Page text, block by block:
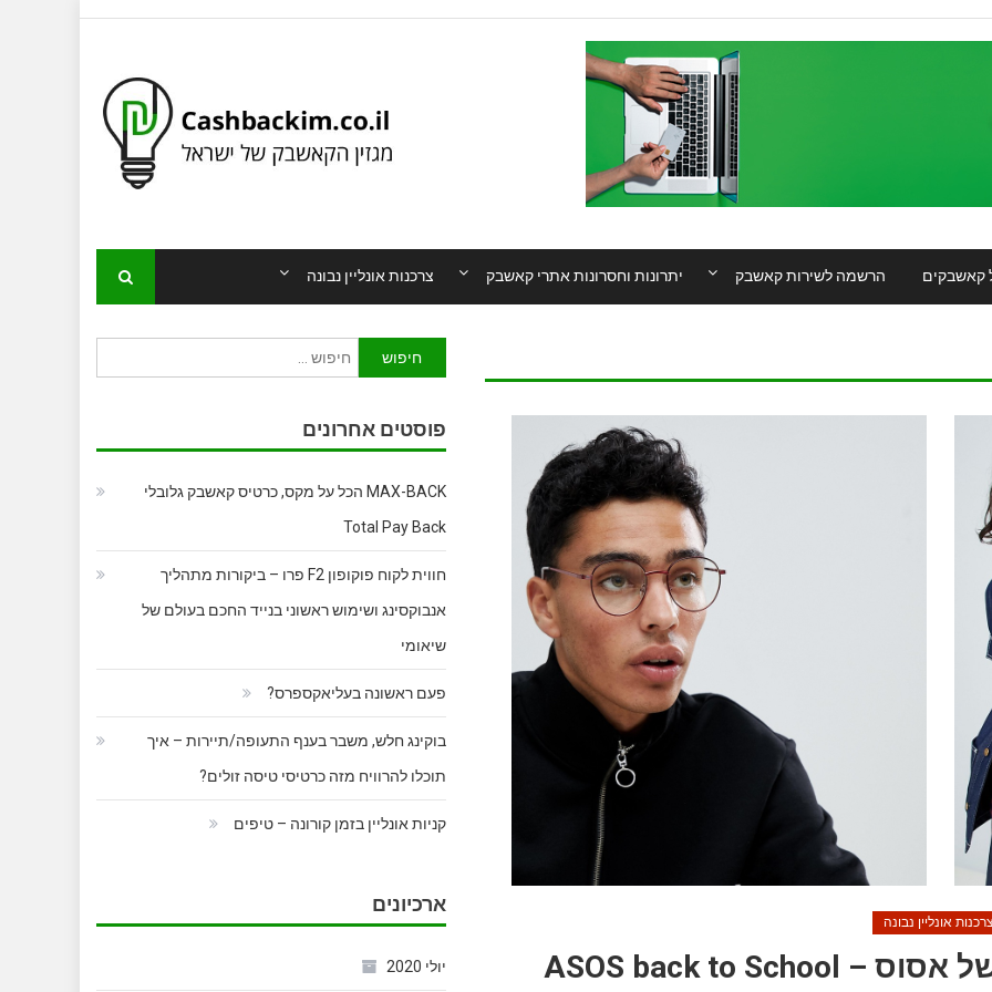
צרכנות אונליין נבונה יתרונות וחסרונות אתרי קאשבק הרשמה לשירות קאשבק קאשבקים
אונליין נבונה
אופנת חזרה לבית הספר של אסוס – ASOS back to School
חיפוש:
פוסטים אחרונים
MAX-BACK הכל על מקס, כרטיס קאשבק גלובלי
Total Pay Back
חווית לקוח פוקופון F2 פרו – ביקורות מתהליך
אנבוקסינג ושימוש ראשוני בנייד החכם בעולם של
שיאומי
פעם ראשונה בעליאקספרס?
בוקינג חלש, משבר בענף התעופה/תיירות – איך
תוכלו להרוויח מזה כרטיסי טיסה זולים?
קניות אונליין בזמן קורונה – טיפים
ארכיונים
יולי 2020